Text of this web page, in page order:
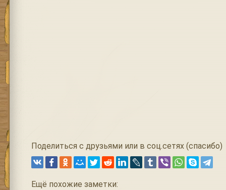
Поделиться с друзьями или в соц.сетях (спасибо)
Ещё похожие заметки: